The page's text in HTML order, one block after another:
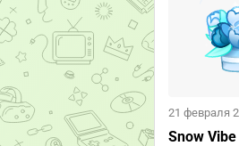
21 февраля
Snow Vibe